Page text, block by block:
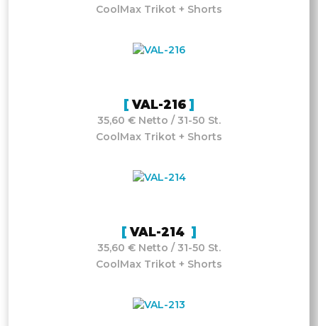
CoolMax Trikot + Shorts
VAL-216
35,60 € Netto / 31-50 St.
CoolMax Trikot + Shorts
VAL-214
35,60 € Netto / 31-50 St.
CoolMax Trikot + Shorts